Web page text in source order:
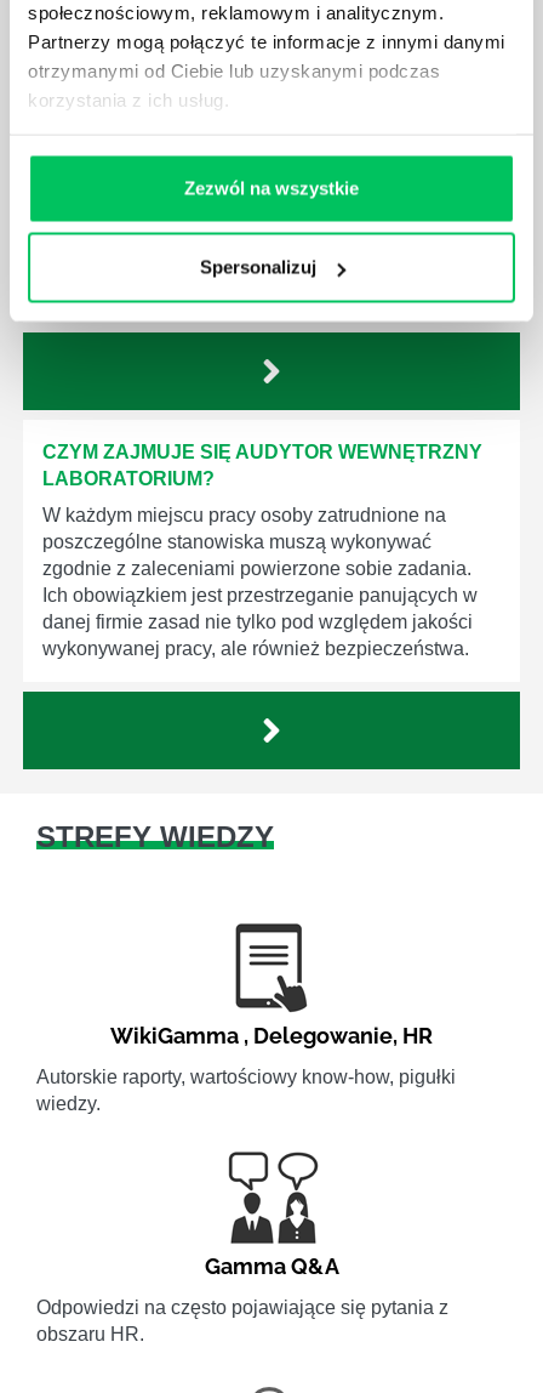
społecznościowym, reklamowym i analitycznym.
Partnerzy mogą połączyć te informacje z innymi danymi
otrzymanymi od Ciebie lub uzyskanymi podczas
korzystania z ich usług.
Zezwól na wszystkie
Spersonalizuj
GDZIE MOŻEMY ZAPOZNAĆ SIĘ Z
WYMAGANIAMI NORM JAKOŚCI WYROBÓW
MEDYCZNYCH?
społeczeństwa wprowadzane jest coraz więcej reguł,
które mają za zadanie poprawić poszczególne
będą zobowiązane przestrzegać zasad, których
wprowadzenie dąży do ujednolicenia jakości
CZYM ZAJMUJE SIĘ AUDYTOR WEWNĘTRZNY
LABORATORIUM?
W każdym miejscu pracy osoby zatrudnione na
poszczególne stanowiska muszą wykonywać
zgodnie z zaleceniami powierzone sobie zadania.
Ich obowiązkiem jest przestrzeganie panujących w
danej firmie zasad nie tylko pod względem jakości
wykonywanej pracy, ale również bezpieczeństwa.
STREFY WIEDZY
WikiGamma , Delegowanie, HR
Autorskie raporty, wartościowy know-how, pigułki
wiedzy.
Gamma Q&A
Odpowiedzi na często pojawiające się pytania z
obszaru HR.